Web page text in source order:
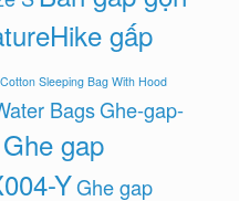
gấp
Sleeping Bag With Hood
BagsGhe-gap-
Ghe gap
YGhe gap